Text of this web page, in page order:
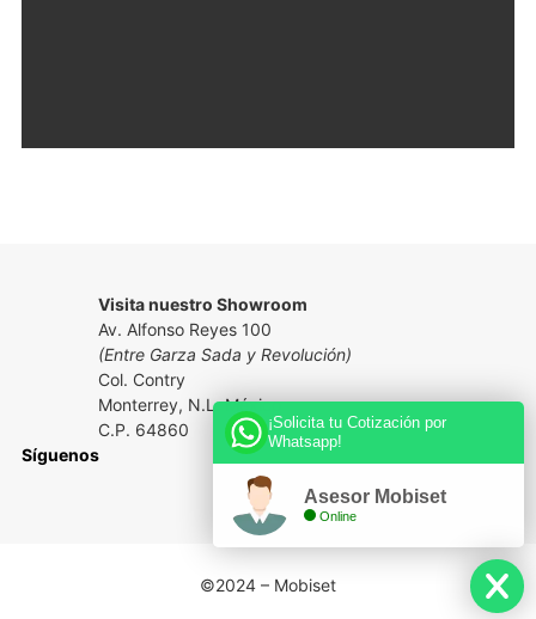
Visita nuestro Showroom
Av. Alfonso Reyes 100
(Entre Garza Sada y Revolución)
Col. Contry
Monterrey, N.L. México
C.P. 64860
Síguenos
©2024 – Mobiset
¡Solicita tu Cotización por
Whatsapp!
Asesor Mobiset
Online